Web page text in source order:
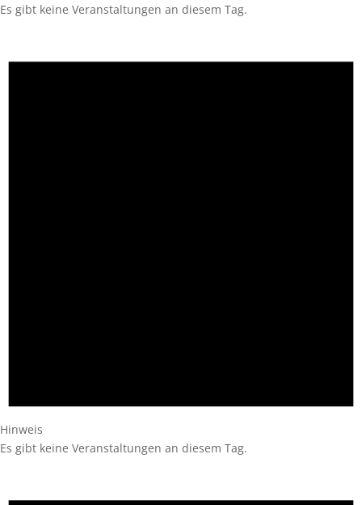
Es gibt keine Veranstaltungen an diesem Tag.
Hinweis
Es gibt keine Veranstaltungen an diesem Tag.